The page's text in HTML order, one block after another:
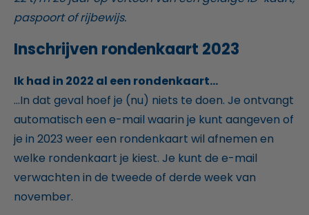
paspoort of rijbewijs.
Inschrijven rondenkaart 2023
Ik had in 2022 al een rondenkaart...
...In dat geval hoef je (nu) niets te doen. Je ontvangt
automatisch een e-mail waarin je kunt aangeven of
je in 2023 weer een rondenkaart wil afnemen en
welke rondenkaart je kiest. Je kunt de e-mail
verwachten in de tweede of derde week van
november.